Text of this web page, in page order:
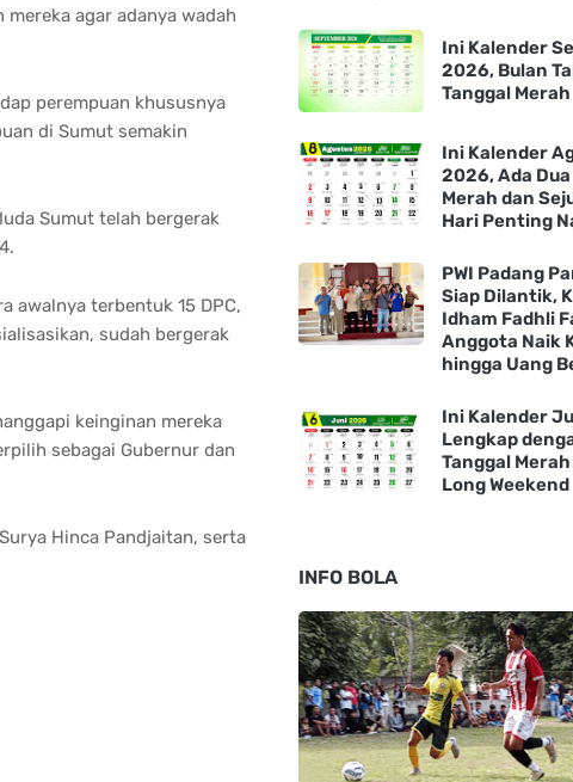
agar adanya wadah
perempuan khususnya
di Sumut semakin
Sumut telah bergerak
awalnya terbentuk 15 DPC,
sudah bergerak
keinginan mereka
sebagai Gubernur dan
Hinca Pandjaitan, serta
Ini Kalender
2026, Bulan
Tanggal Merah
Ini Kalender
2026, Ada
Merah dan
Hari Penting
PWI Padang
Siap Dilantik,
Idham Fadhli
Anggota Naik
hingga Uang
Ini Kalender
Lengkap
Tanggal
Long Weekend
INFO BOLA